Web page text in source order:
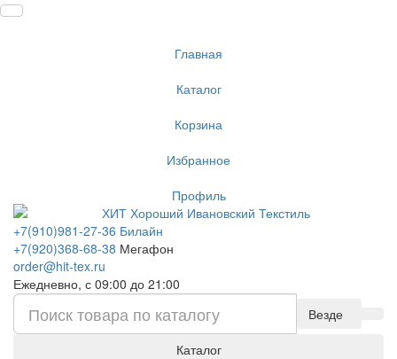
Главная
Каталог
Корзина
Избранное
Профиль
+7(910)981-27-36 Билайн
+7(920)368-68-38 Мегафон
order@hit-tex.ru
Ежедневно, с 09:00 до 21:00
Везде
Каталог